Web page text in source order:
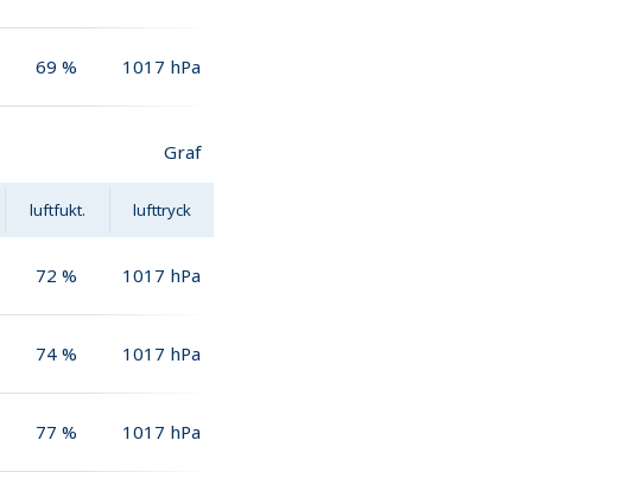
69 % 1017 hPa
Graf
luftfukt. lufttryck
72 % 1017 hPa
74 % 1017 hPa
77 % 1017 hPa